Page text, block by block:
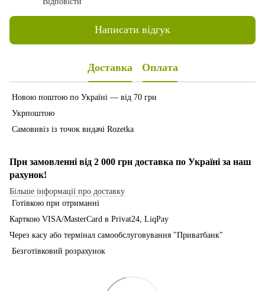
Написати відгук
Доставка Оплата
Новою поштою по Україні — від 70 грн
Укрпоштою
Самовивіз із точок видачі Rozetka
При замовленні від 2 000 грн доставка по Україні за наш
рахунок!
Більше інформації про доставку
Готівкою при отриманні
Карткою VISA/MasterCard в Рrivat24, LiqPay
Через касу або термінал самообслуговування "Приватбанк"
Безготівковий розрахунок